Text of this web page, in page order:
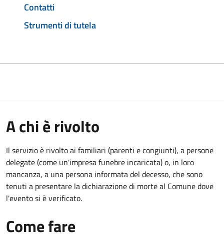
Contatti
Strumenti di tutela
A chi è rivolto
Il servizio è rivolto ai familiari (parenti e congiunti), a persone
delegate (come un'impresa funebre incaricata) o, in loro
mancanza, a una persona informata del decesso, che sono
tenuti a presentare la dichiarazione di morte al Comune dove
l'evento si è verificato.
Come fare